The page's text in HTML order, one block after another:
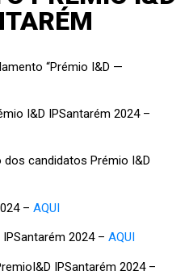
“Prémio I&D —
I&D IPSantarém 2024 –
candidatos Prémio I&D
– AQUI
2024 – AQUI
IPSantarém 2024 –